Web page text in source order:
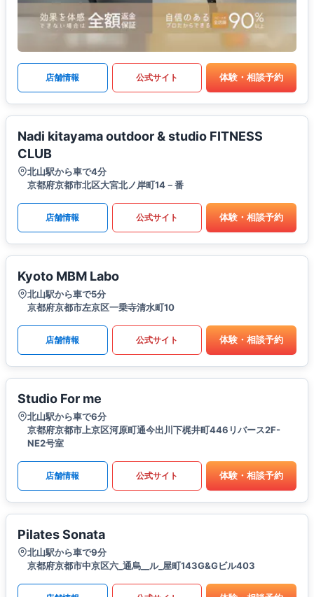
店舗情報 公式サイト 体験・相談予約
Nadi kitayama outdoor & studio FITNESS
CLUB
北山駅から車で4分
京都府京都市北区大宮北ノ岸町14－番
店舗情報 公式サイト 体験・相談予約
Kyoto MBM Labo
北山駅から車で5分
京都府京都市左京区一乗寺清水町10
店舗情報 公式サイト 体験・相談予約
Studio For me
北山駅から車で6分
京都府京都市上京区河原町通今出川下梶井町446リバース2F-
NE2号室
店舗情報 公式サイト 体験・相談予約
Pilates Sonata
北山駅から車で9分
京都府京都市中京区六_通烏__ル_屋町143G&Gビル403